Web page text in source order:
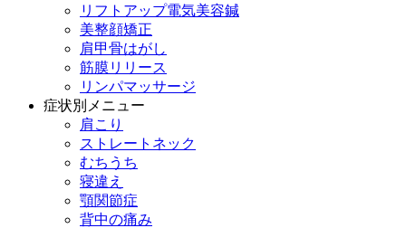
リフトアップ電気美容鍼
美整顔矯正
肩甲骨はがし
筋膜リリース
リンパマッサージ
症状別メニュー
肩こり
ストレートネック
むちうち
寝違え
顎関節症
背中の痛み